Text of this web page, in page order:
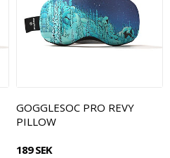
GOGGLESOC PRO REVY
PILLOW
189 SEK